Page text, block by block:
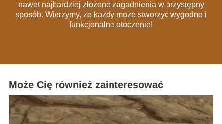
nawet najbardziej złożone zagadnienia w przystępny
sposób. Wierzymy, że każdy może stworzyć wygodne i
funkcjonalne otoczenie!
Może Cię również zainteresować